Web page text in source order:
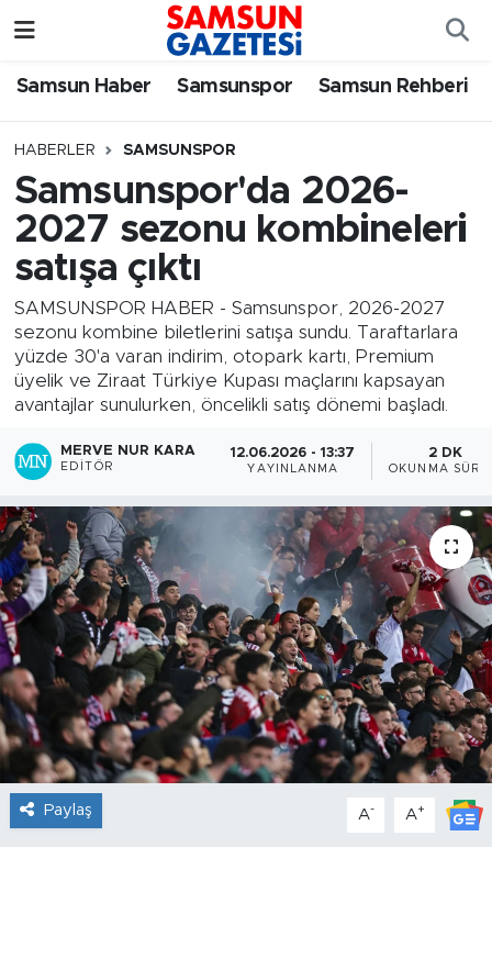
Samsun Haber Samsunspor Samsun Rehberi
HABERLER SAMSUNSPOR
Samsunspor'da 2026-
2027 sezonu kombineleri
satışa çıktı
SAMSUNSPOR HABER - Samsunspor, 2026-2027
sezonu kombine biletlerini satışa sundu. Taraftarlara
yüzde 30'a varan indirim, otopark kartı, Premium
üyelik ve Ziraat Türkiye Kupası maçlarını kapsayan
avantajlar sunulurken, öncelikli satış dönemi başladı.
MERVE NUR KARA
EDITÖR
12.06.2026 - 13:37
YAYINLANMA
2 DK
OKUNMA
Paylaş A- A+
Samsun Haber
Samsun Rehberi
Resmi İlanlar
Samsun Nöbetçi Eczaneler
SAMSUN Namaz Vakitleri
Samsun Trafik Yoğunluk Haritası
Süper Lig Puan Durumu ve Fikstür
Tüm Manşetler
Son Dakika Haberleri
Haber Arşivi